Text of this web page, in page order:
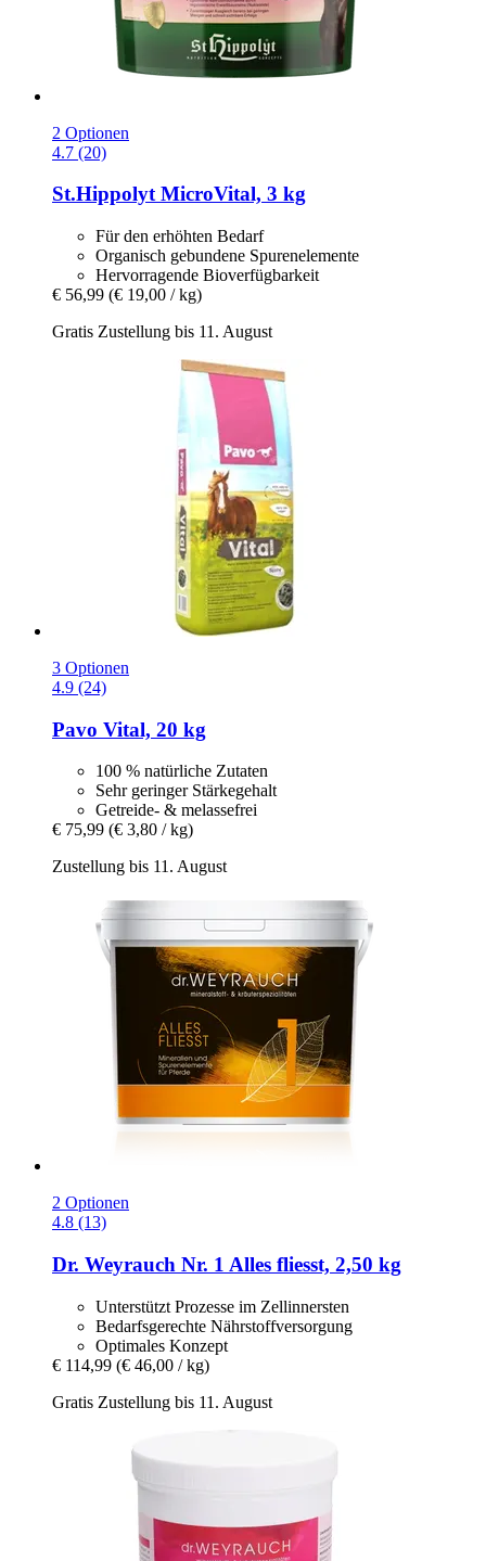
2 Optionen
4.7 (20)
St.HippolytMicroVital, 3 kg
Für den erhöhten Bedarf
Organisch gebundene Spurenelemente
Hervorragende Bioverfügbarkeit
€ 56,99 (€ 19,00 / kg)
Gratis Zustellung bis 11. August
3 Optionen
4.9 (24)
Pavo Vital, 20 kg
100 % natürliche Zutaten
Sehr geringer Stärkegehalt
Getreide- & melassefrei
€ 75,99 (€ 3,80 / kg)
Zustellung bis 11. August
2 Optionen
4.8 (13)
Dr. Weyrauch Nr. 1 Alles fliesst, 2,50 kg
Unterstützt Prozesse im Zellinnersten
Bedarfsgerechte Nährstoffversorgung
Optimales Konzept
€ 114,99 (€ 46,00 / kg)
Gratis Zustellung bis 11. August